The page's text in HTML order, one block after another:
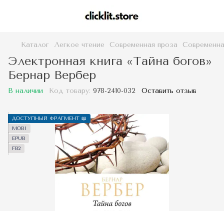
Каталог Легкое чтение Современная проза
Электронная книга «Тайна богов»
Бернар Вербер
В наличии Код товару: 978-2410-032 Оставить отзыв
ДОСТУПНЫЙ ФРАГМЕНТ 📖
MOBI
EPUB
FB2